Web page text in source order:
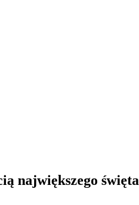
największego